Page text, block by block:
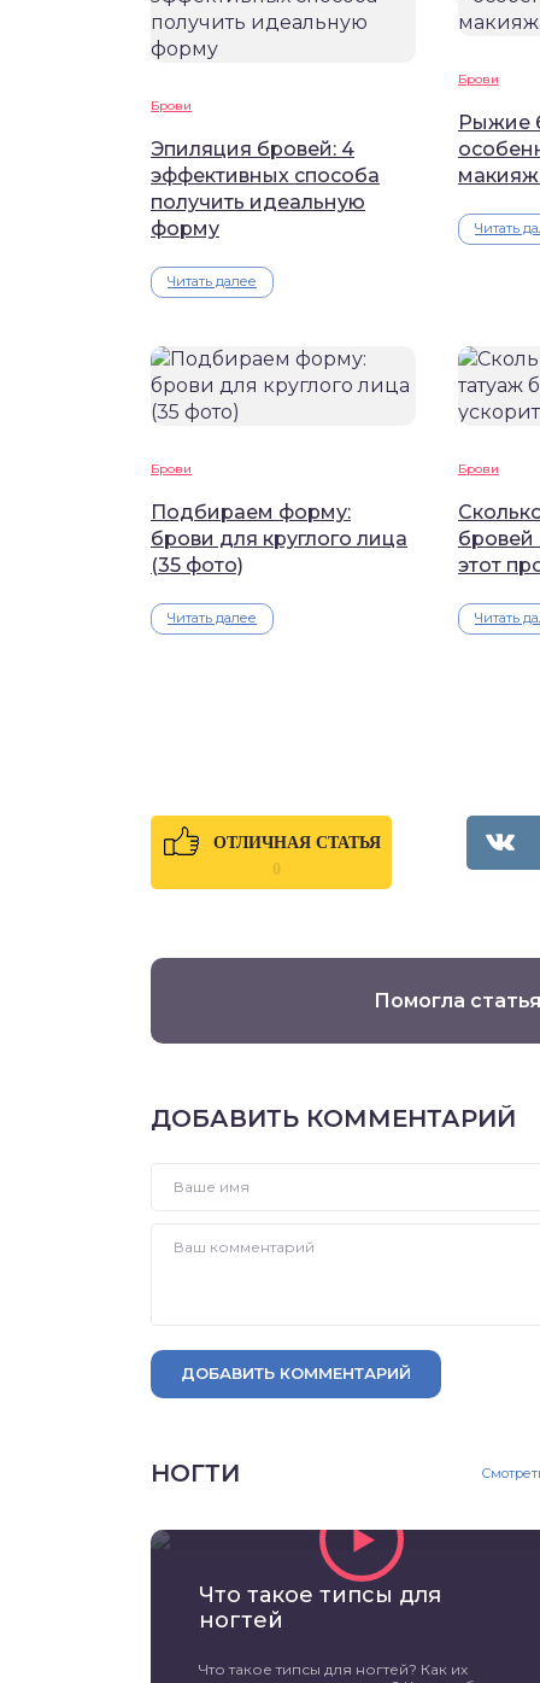
Брови
Эпиляция бровей: 4
эффективных способа
получить идеальную
форму
Читать далее
Брови
Рыжие
Читать
Брови
Подбираем форму:
брови для круглого лица
(35 фото)
Читать далее
Брови
бровей
этот
Читать
ОТЛИЧНАЯ СТАТЬЯ
0
Помогла
ДОБАВИТЬ КОММЕНТАРИЙ
ДОБАВИТЬ КОММЕНТАРИЙ
НОГТИ
Что такое типсы для
ногтей
Что такое типсы для ногтей? Как их